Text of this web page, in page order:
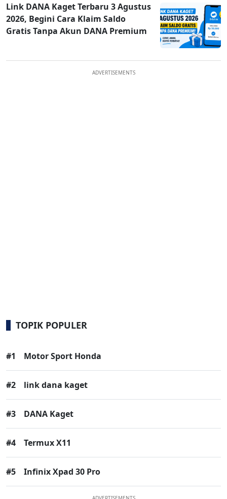
Link DANA Kaget Terbaru 3 Agustus
2026, Begini Cara Klaim Saldo
Gratis Tanpa Akun DANA Premium
ADVERTISEMENTS
TOPIK POPULER
#1 Motor Sport Honda
#2 link dana kaget
#3 DANA Kaget
#4 Termux X11
#5 Infinix Xpad 30 Pro